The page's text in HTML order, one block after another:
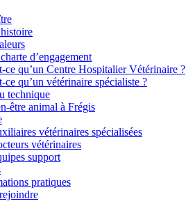
d’engagement
ce qu’un Centre Hospitalier Vétérinaire ?
ce qu’un vétérinaire spécialiste ?
technique
être animal à Frégis
vétérinaires spécialisées
vétérinaires
support
pratiques